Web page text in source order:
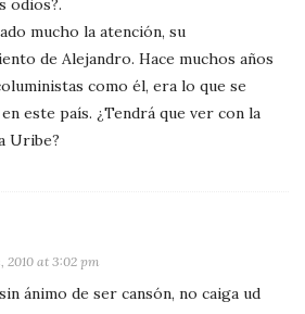
odios?.
mucho la atención, su
de Alejandro. Hace muchos años
como él, era lo que se
este país. ¿Tendrá que ver con la
Uribe?
2010 at 3:02 pm
ánimo de ser cansón, no caiga ud